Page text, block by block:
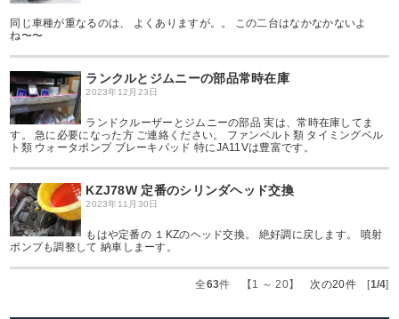
同じ車種が重なるのは、 よくありますが。。 この二台はなかなかないよ
ね〜〜
ランクルとジムニーの部品常時在庫
2023年12月23日
ランドクルーザーとジムニーの部品 実は、常時在庫してま
す。 急に必要になった方 ご連絡ください。 ファンベルト類 タイミングベル
ト類 ウォータポンプ ブレーキパッド 特にJA11Vは豊富です。
KZJ78W 定番のシリンダヘッド交換
2023年11月30日
もはや定番の １KZのヘッド交換。 絶好調に戻します。 噴射
ポンプも調整して 納車しまーす。
全63件 【1 ～ 20】 次の20件[1/4]